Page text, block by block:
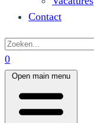
Contact
0
Open main menu